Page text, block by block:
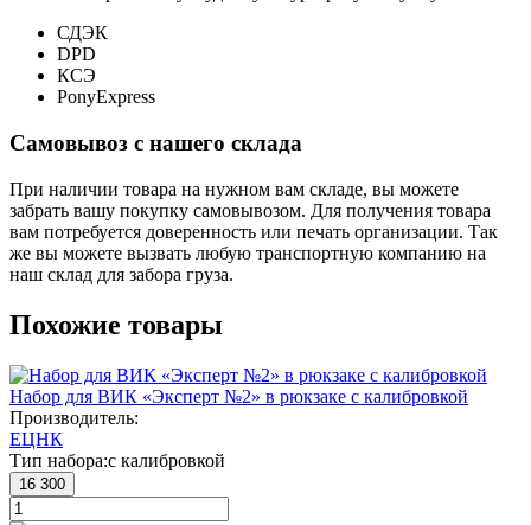
СДЭК
DPD
КСЭ
PonyExpress
Самовывоз с нашего склада
При наличии товара на нужном вам складе, вы можете
забрать вашу покупку самовывозом. Для получения товара
вам потребуется доверенность или печать организации. Так
же вы можете вызвать любую транспортную компанию на
наш склад для забора груза.
Похожие товары
Набор для ВИК «Эксперт №2» в рюкзаке с калибровкой
Производитель:
ЕЦНК
Тип набора:с калибровкой
16 300